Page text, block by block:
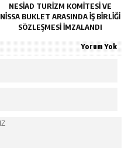
NESİAD TURIZM KOMITESI VE
NISSA BUKLET ARASINDA İŞ BIRLIĞI
SÖZLEŞMESI İMZALANDI
Yorum Yok